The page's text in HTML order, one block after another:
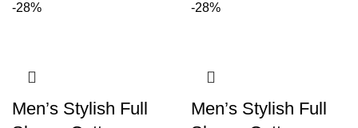
-28%
Men’s Stylish Full
-28%
Men’s Stylish Full